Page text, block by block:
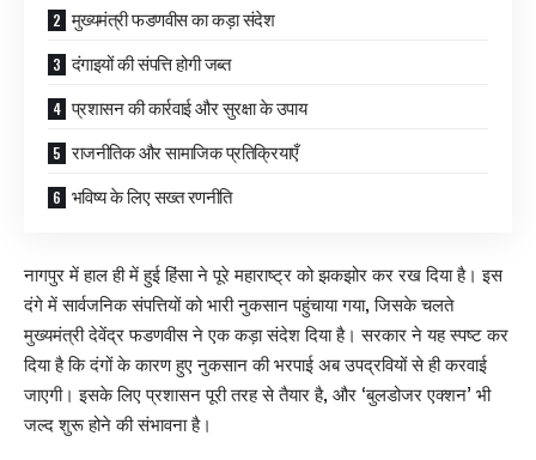
मुख्यमंत्री फडणवीस का कड़ा संदेश
दंगाइयों की संपत्ति होगी जब्त
प्रशासन की कार्रवाई और सुरक्षा के उपाय
राजनीतिक और सामाजिक प्रतिक्रियाएँ
भविष्य के लिए सख्त रणनीति
नागपुर में हाल ही में हुई हिंसा ने पूरे महाराष्ट्र को झकझोर कर रख दिया है। इस
दंगे में सार्वजनिक संपत्तियों को भारी नुकसान पहुंचाया गया, जिसके चलते
मुख्यमंत्री देवेंद्र फडणवीस ने एक कड़ा संदेश दिया है। सरकार ने यह स्पष्ट कर
दिया है कि दंगों के कारण हुए नुकसान की भरपाई अब उपद्रवियों से ही करवाई
जाएगी। इसके लिए प्रशासन पूरी तरह से तैयार है, और ‘बुलडोजर एक्शन’ भी
जल्द शुरू होने की संभावना है।